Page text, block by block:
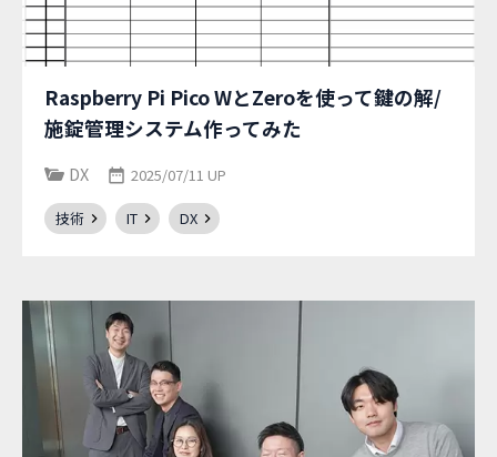
Raspberry Pi Pico WとZeroを使って鍵の解/
施錠管理システム作ってみた
DX 2025/07/11 UP
技術 IT DX